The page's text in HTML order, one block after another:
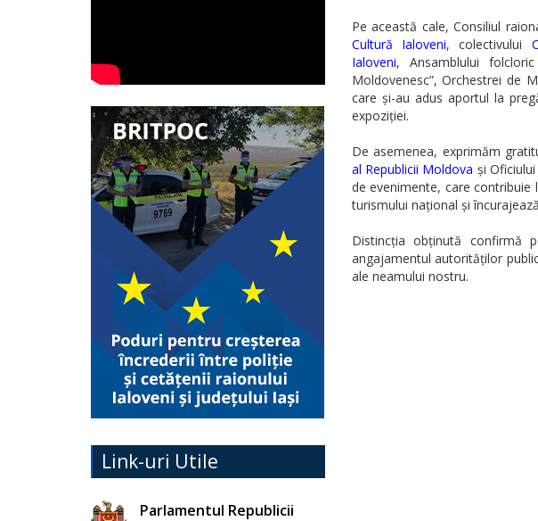
Link-uri Utile
Parlamentul Republicii
Pe această cale, Consiliul
Cultură Ialoveni, colectivului
Ialoveni, Ansamblului
Moldovenesc”, Orchestrei de
care și-au adus aportul la
expoziției.
De asemenea, exprimăm
al Republicii Moldova și
de evenimente, care
turismului național și
Distincția obținută confirmă
angajamentul autorităților
ale neamului nostru.